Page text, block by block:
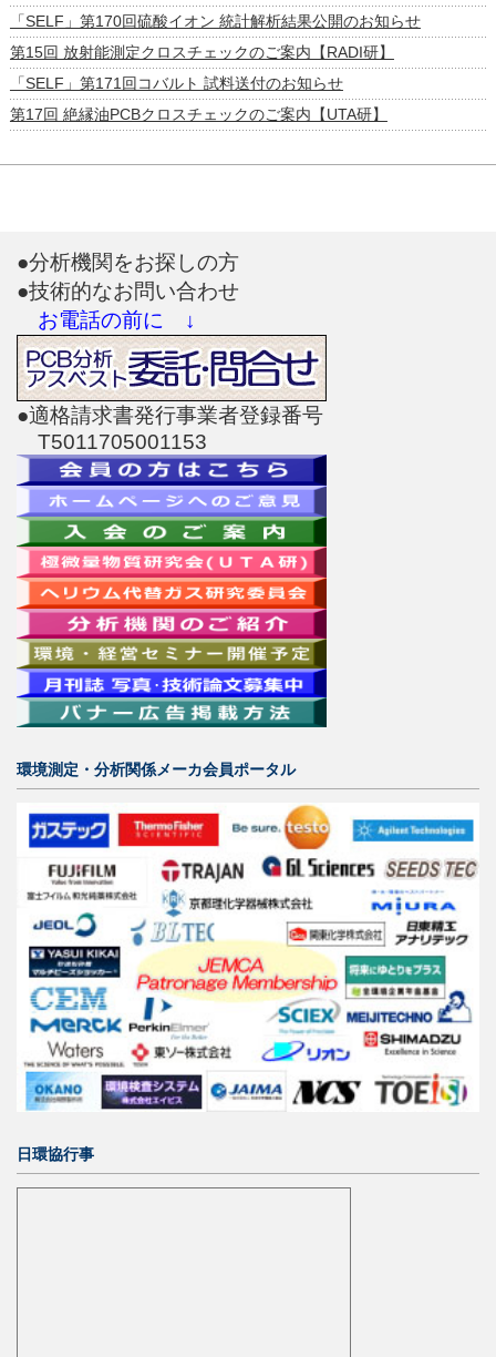
「SELF」第170回硫酸イオン 統計解析結果公開のお知らせ
第15回 放射能測定クロスチェックのご案内【RADI研】
「SELF」第171回コバルト 試料送付のお知らせ
第17回 絶縁油PCBクロスチェックのご案内【UTA研】
●分析機関をお探しの方
●技術的なお問い合わせ
お電話の前に ↓
●適格請求書発行事業者登録番号
T5011705001153
環境測定・分析関係メーカ会員ポータル
日環協行事